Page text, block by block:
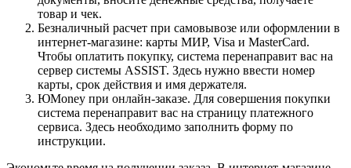
товар и чек.
Безналичный расчет при самовывозе или оформлении в
интернет-магазине: карты МИР, Visa и MasterCard.
Чтобы оплатить покупку, система перенаправит вас на
сервер системы ASSIST. Здесь нужно ввести номер
карты, срок действия и имя держателя.
ЮMoney при онлайн-заказе. Для совершения покупки
система перенаправит вас на страницу платежного
сервиса. Здесь необходимо заполнить форму по
инструкции.